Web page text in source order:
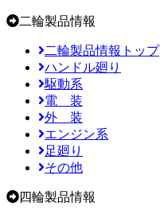
二輪製品情報
二輪製品情報トップ
ハンドル廻り
駆動系
電 装
外 装
エンジン系
足廻り
その他
四輪製品情報